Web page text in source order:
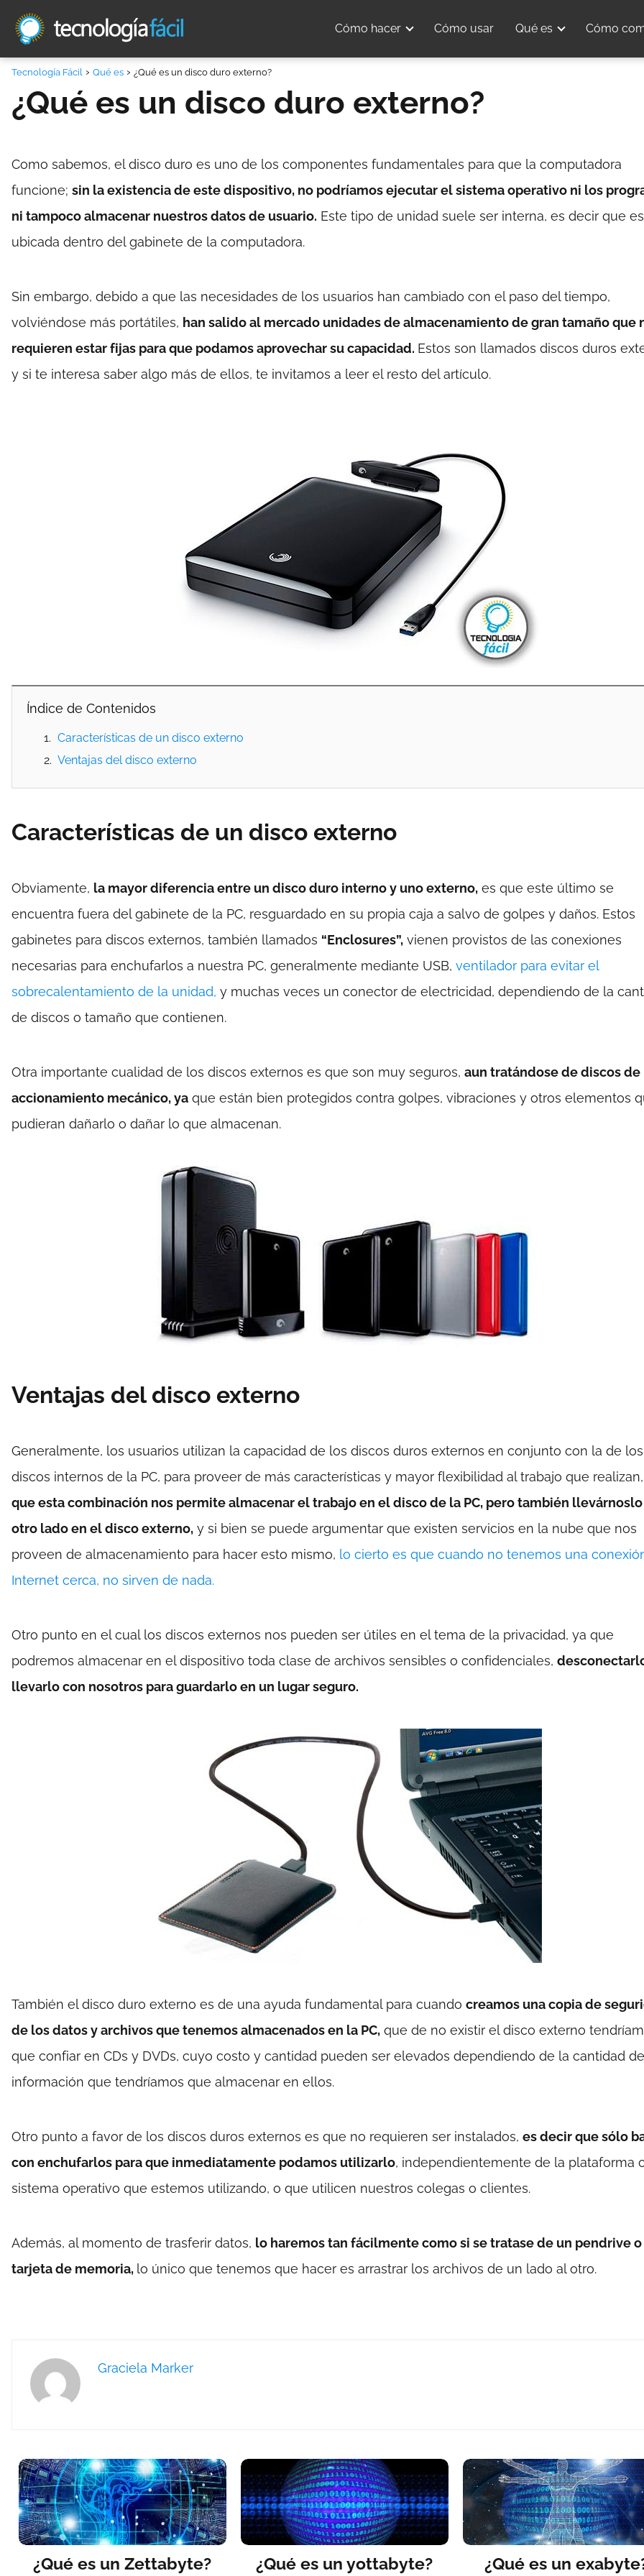
Cómo hacer Cómo usar Qué es Cómo
Tecnología Fácil Qué es ¿Qué es un disco duro externo?
¿Qué es un disco duro externo?
Como sabemos, el disco duro es uno de los componentes fundamentales para que la computadora
funcione; sin la existencia de este dispositivo, no podríamos ejecutar el sistema operativo ni los
ni tampoco almacenar nuestros datos de usuario. Este tipo de unidad suele ser interna, es decir que
ubicada dentro del gabinete de la computadora.
Sin embargo, debido a que las necesidades de los usuarios han cambiado con el paso del tiempo,
volviéndose más portátiles, han salido al mercado unidades de almacenamiento de gran tamaño que
requieren estar fijas para que podamos aprovechar su capacidad. Estos son llamados discos duros
y si te interesa saber algo más de ellos, te invitamos a leer el resto del artículo.
Índice de Contenidos
Características de un disco externo
Ventajas del disco externo
Características de un disco externo
Obviamente, la mayor diferencia entre un disco duro interno y uno externo, es que este último se
encuentra fuera del gabinete de la PC, resguardado en su propia caja a salvo de golpes y daños. Estos
gabinetes para discos externos, también llamados “Enclosures”, vienen provistos de las conexiones
necesarias para enchufarlos a nuestra PC, generalmente mediante USB, ventilador para evitar el
sobrecalentamiento de la unidad, y muchas veces un conector de electricidad, dependiendo de la
de discos o tamaño que contienen.
Otra importante cualidad de los discos externos es que son muy seguros, aun tratándose de discos de
accionamiento mecánico, ya que están bien protegidos contra golpes, vibraciones y otros elementos
pudieran dañarlo o dañar lo que almacenan.
Ventajas del disco externo
Generalmente, los usuarios utilizan la capacidad de los discos duros externos en conjunto con la de los
discos internos de la PC, para proveer de más características y mayor flexibilidad al trabajo que
que esta combinación nos permite almacenar el trabajo en el disco de la PC, pero también llevárnoslo
otro lado en el disco externo, y si bien se puede argumentar que existen servicios en la nube que nos
proveen de almacenamiento para hacer esto mismo, lo cierto es que cuando no tenemos una
Internet cerca, no sirven de nada.
Otro punto en el cual los discos externos nos pueden ser útiles en el tema de la privacidad, ya que
podremos almacenar en el dispositivo toda clase de archivos sensibles o confidenciales,
llevarlo con nosotros para guardarlo en un lugar seguro.
También el disco duro externo es de una ayuda fundamental para cuando creamos una copia de
de los datos y archivos que tenemos almacenados en la PC, que de no existir el disco externo
que confiar en CDs y DVDs, cuyo costo y cantidad pueden ser elevados dependiendo de la cantidad de
información que tendríamos que almacenar en ellos.
Otro punto a favor de los discos duros externos es que no requieren ser instalados, es decir que sólo
con enchufarlos para que inmediatamente podamos utilizarlo, independientemente de la plataforma
sistema operativo que estemos utilizando, o que utilicen nuestros colegas o clientes.
Además, al momento de trasferir datos, lo haremos tan fácilmente como si se tratase de un pendrive o
tarjeta de memoria, lo único que tenemos que hacer es arrastrar los archivos de un lado al otro.
Graciela Marker
¿Qué es un Zettabyte? ¿Qué es un yottabyte? ¿Qué es un